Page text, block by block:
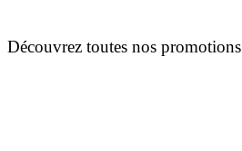
Découvrez toutes nos promotions